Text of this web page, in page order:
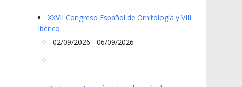
XXVII Congreso Español de Ornitología y VIII
Ibérico
02/09/2026 - 06/09/2026